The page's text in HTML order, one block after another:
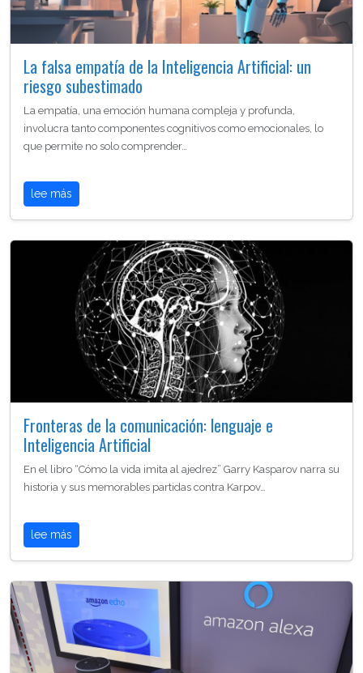
La falsa empatía de la Inteligencia Artificial: un
riesgo subestimado
La empatía, una emoción humana compleja y profunda,
involucra tanto componentes cognitivos como emocionales, lo
que permite no solo comprender…
lee más
Fronteras de la comunicación: lenguaje e
Inteligencia Artificial
En el libro “Cómo la vida imita al ajedrez” Garry Kasparov narra su
historia y sus memorables partidas contra Karpov…
lee más